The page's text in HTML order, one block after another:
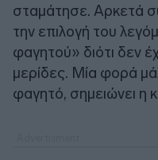
σταμάτησε. Αρκετά
την επιλογή του
φαγητού» διότι δεν
μερίδες. Μία φορά
φαγητό, σημειώνει η